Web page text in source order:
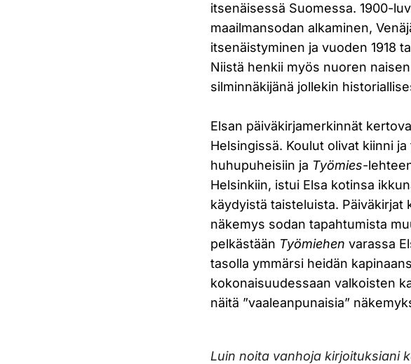
itsenäisessä Suomessa. 1900-
maailmansodan alkaminen,
itsenäistyminen ja vuoden 1918
Niistä henkii myös nuoren
silminnäkijänä jollekin
Elsan päiväkirjamerkinnät
Helsingissä. Koulut olivat kiinni
huhupuheisiin ja Työmies-
Helsinkiin, istui Elsa kotinsa
käydyistä taisteluista. Päiväkirjat
näkemys sodan tapahtumista
pelkästään Työmiehenvarassa
tasolla ymmärsi heidän
kokonaisuudessaan valkoisten
näitä ”vaaleanpunaisia”
Luin noita vanhoja kirjoituksiani